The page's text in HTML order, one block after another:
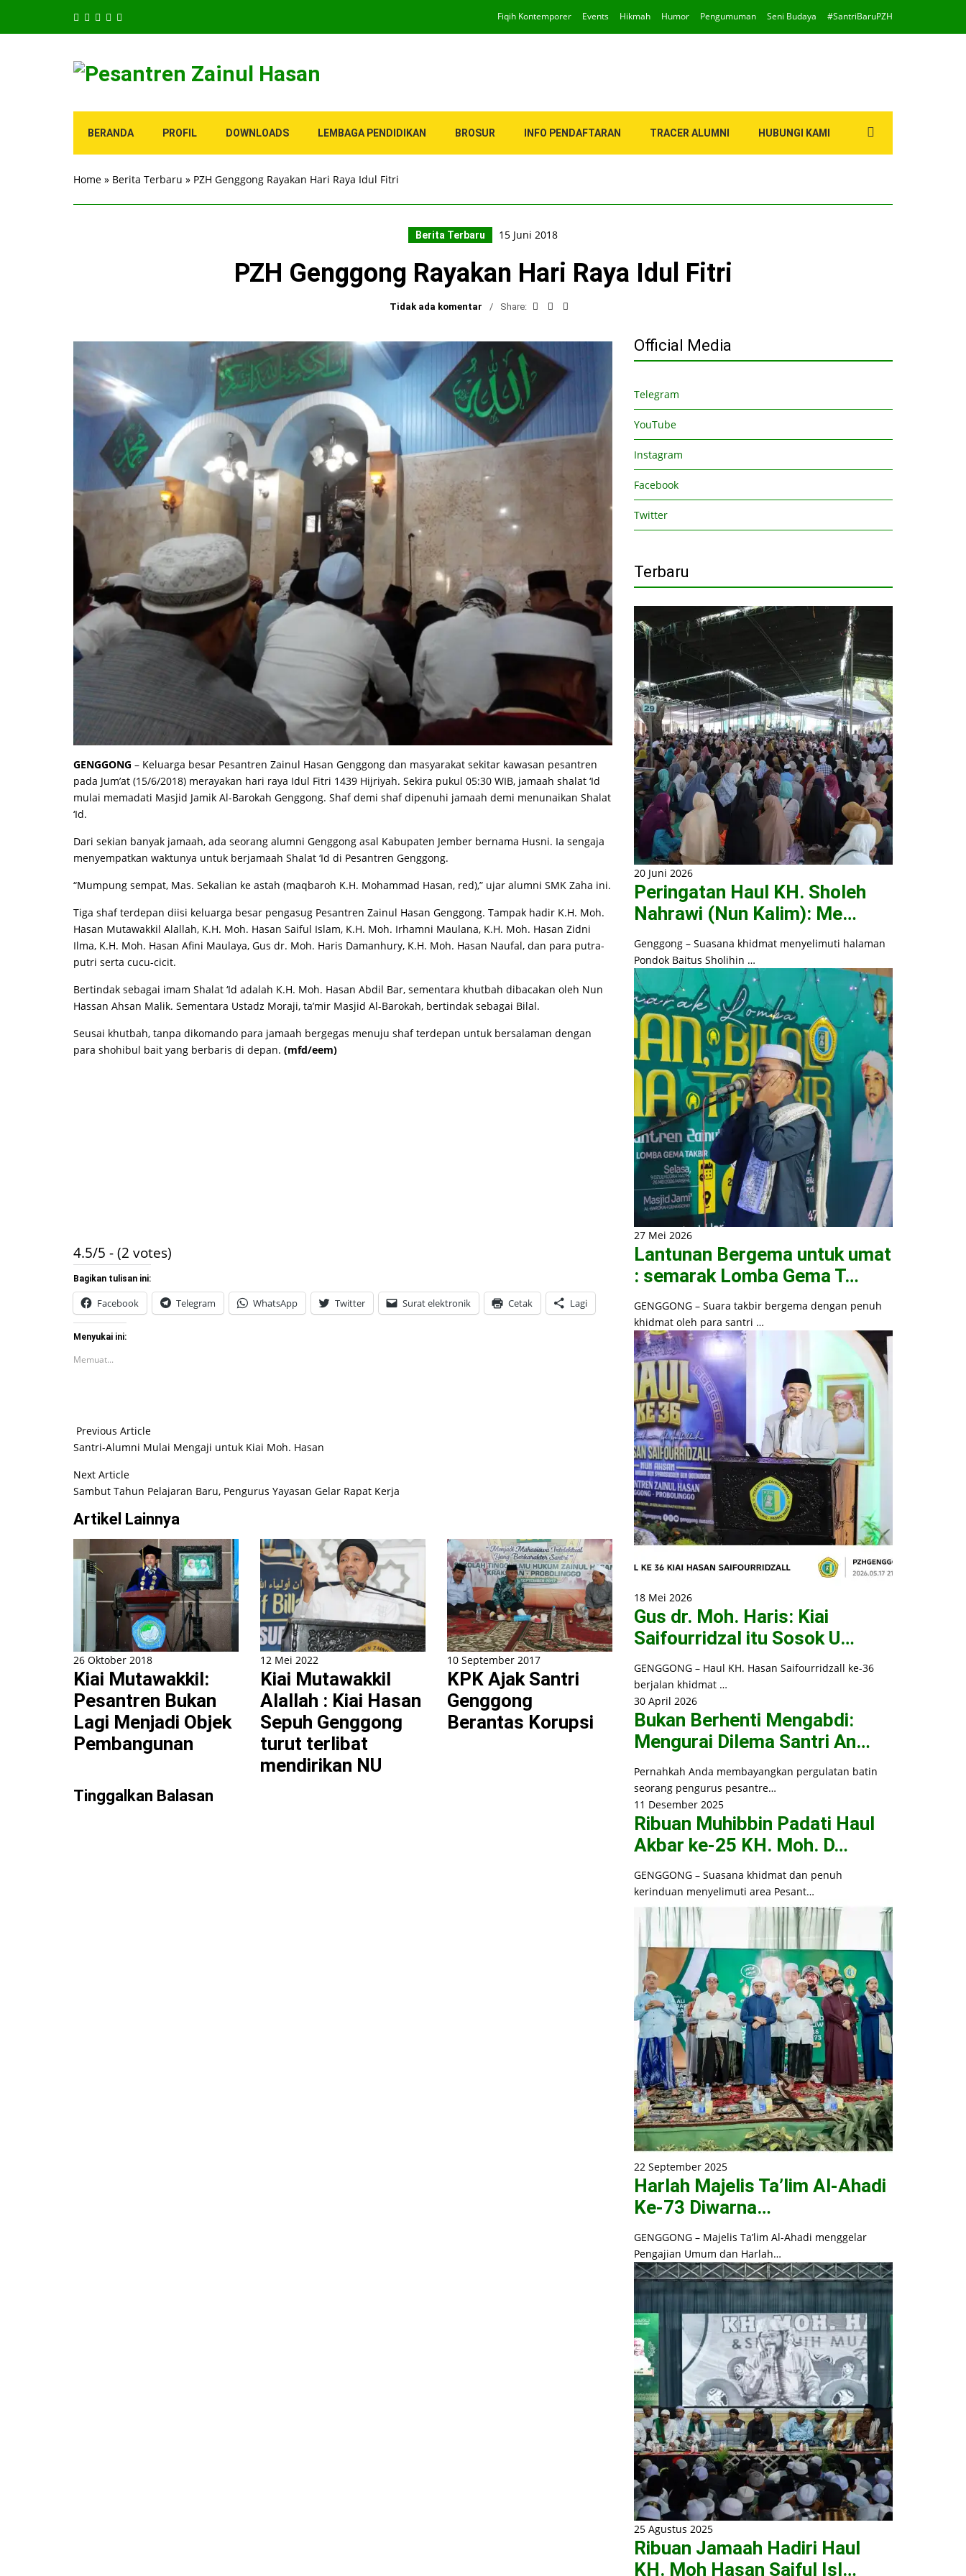
Fiqih Kontemporer Events Hikmah Humor Pengumuman Seni Budaya #SantriBaruPZH
BERANDA PROFIL DOWNLOADS LEMBAGA PENDIDIKAN BROSUR INFO PENDAFTARAN TRACER ALUMNI HUBUNGI KAMI
Home » Berita Terbaru » PZH Genggong Rayakan Hari Raya Idul Fitri
Berita Terbaru 15 Juni 2018
PZH Genggong Rayakan Hari Raya Idul Fitri
Tidak ada komentar Share:
GENGGONG – Keluarga besar Pesantren Zainul Hasan Genggong dan masyarakat sekitar kawasan pesantren
pada Jum’at (15/6/2018) merayakan hari raya Idul Fitri 1439 Hijriyah. Sekira pukul 05:30 WIB, jamaah shalat ‘Id
mulai memadati Masjid Jamik Al-Barokah Genggong. Shaf demi shaf dipenuhi jamaah demi menunaikan Shalat
‘Id.
Dari sekian banyak jamaah, ada seorang alumni Genggong asal Kabupaten Jember bernama Husni. Ia sengaja
menyempatkan waktunya untuk berjamaah Shalat ‘Id di Pesantren Genggong.
“Mumpung sempat, Mas. Sekalian ke astah (maqbaroh K.H. Mohammad Hasan, red),” ujar alumni SMK Zaha ini.
Tiga shaf terdepan diisi keluarga besar pengasug Pesantren Zainul Hasan Genggong. Tampak hadir K.H. Moh.
Hasan Mutawakkil Alallah, K.H. Moh. Hasan Saiful Islam, K.H. Moh. Irhamni Maulana, K.H. Moh. Hasan Zidni
Ilma, K.H. Moh. Hasan Afini Maulaya, Gus dr. Moh. Haris Damanhury, K.H. Moh. Hasan Naufal, dan para putra-
putri serta cucu-cicit.
Bertindak sebagai imam Shalat ‘Id adalah K.H. Moh. Hasan Abdil Bar, sementara khutbah dibacakan oleh Nun
Hassan Ahsan Malik. Sementara Ustadz Moraji, ta’mir Masjid Al-Barokah, bertindak sebagai Bilal.
Seusai khutbah, tanpa dikomando para jamaah bergegas menuju shaf terdepan untuk bersalaman dengan
para shohibul bait yang berbaris di depan. (mfd/eem)
4.5/5 - (2 votes)
Bagikan tulisan ini:
Facebook Telegram WhatsApp Twitter Surat elektronik Cetak Lagi
Menyukai ini:
Memuat...
Previous Article
Santri-Alumni Mulai Mengaji untuk Kiai Moh. Hasan
Next Article
Sambut Tahun Pelajaran Baru, Pengurus Yayasan Gelar Rapat Kerja
Artikel Lainnya
26 Oktober 2018
Kiai Mutawakkil:
Pesantren Bukan
Lagi Menjadi Objek
Pembangunan
12 Mei 2022
Kiai Mutawakkil
Alallah : Kiai Hasan
Sepuh Genggong
turut terlibat
mendirikan NU
10 September 2017
KPK Ajak Santri
Genggong
Berantas Korupsi
Tinggalkan Balasan
Official Media
Telegram
YouTube
Instagram
Facebook
Twitter
Terbaru
20 Juni 2026
Peringatan Haul KH. Sholeh
Nahrawi (Nun Kalim): Me…
Genggong – Suasana khidmat menyelimuti halaman
Pondok Baitus Sholihin …
27 Mei 2026
Lantunan Bergema untuk umat
: semarak Lomba Gema T…
GENGGONG – Suara takbir bergema dengan penuh
khidmat oleh para santri …
18 Mei 2026
Gus dr. Moh. Haris: Kiai
Saifourridzal itu Sosok U…
GENGGONG – Haul KH. Hasan Saifourridzall ke-36
berjalan khidmat …
30 April 2026
Bukan Berhenti Mengabdi:
Mengurai Dilema Santri An…
Pernahkah Anda membayangkan pergulatan batin
seorang pengurus pesantre…
11 Desember 2025
Ribuan Muhibbin Padati Haul
Akbar ke-25 KH. Moh. D…
GENGGONG – Suasana khidmat dan penuh
kerinduan menyelimuti area Pesant…
22 September 2025
Harlah Majelis Ta’lim Al-Ahadi
Ke-73 Diwarna…
GENGGONG – Majelis Ta’lim Al-Ahadi menggelar
Pengajian Umum dan Harlah…
25 Agustus 2025
Ribuan Jamaah Hadiri Haul
KH. Moh Hasan Saiful Isl…